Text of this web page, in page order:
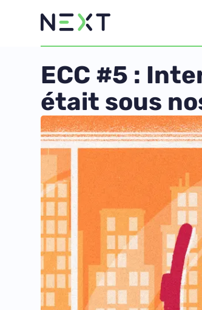
ECC #5 :
était sous